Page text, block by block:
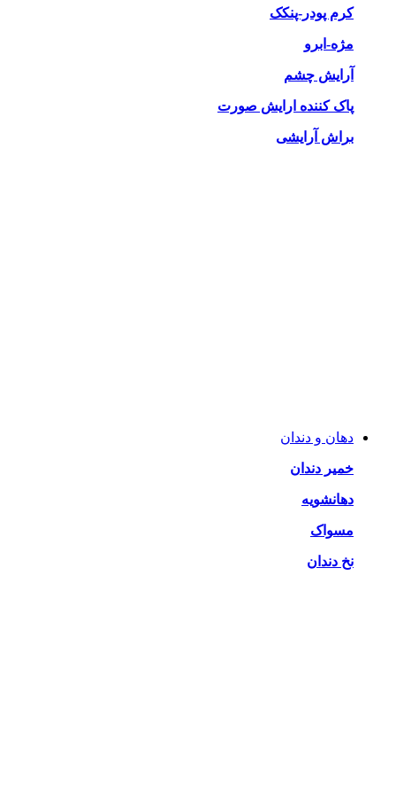
کرم پودر-پنکک
مژه-ابرو
آرایش چشم
پاک کننده ارایش صورت
براش آرایشی
دهان و دندان
خمیر دندان
دهانشویه
مسواک
نخ دندان